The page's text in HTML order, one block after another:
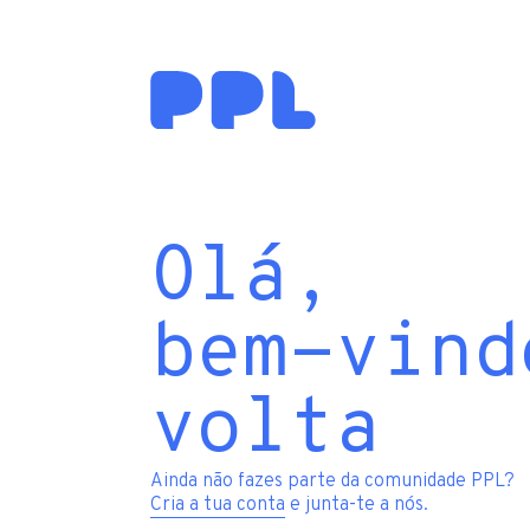
Olá,
bem-
volta
Ainda não fazes parte da comunidade PPL?
Cria a tua conta e junta-te a nós.